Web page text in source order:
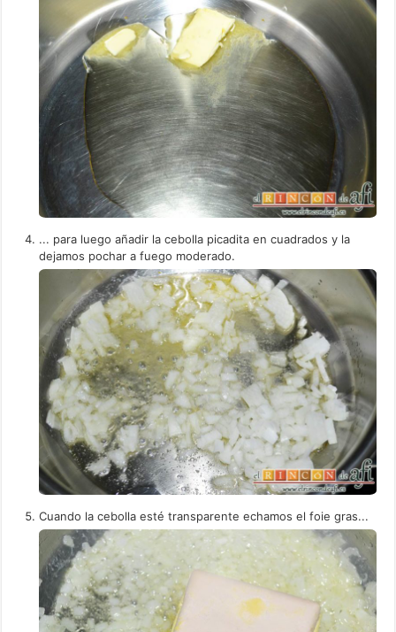
... para luego añadir la cebolla picadita en cuadrados y la
dejamos pochar a fuego moderado.
Cuando la cebolla esté transparente echamos el foie gras...